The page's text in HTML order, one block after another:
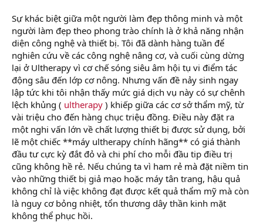
Sự khác biệt giữa một người làm đẹp thông minh và một
người làm đẹp theo phong trào chính là ở khả năng nhận
diện công nghệ và thiết bị. Tôi đã dành hàng tuần để
nghiên cứu về các công nghệ nâng cơ, và cuối cùng dừng
lại ở Ultherapy vì cơ chế sóng siêu âm hội tụ vi điểm tác
động sâu đến lớp cơ nông. Nhưng vấn đề nảy sinh ngay
lập tức khi tôi nhận thấy mức giá dịch vụ này có sự chênh
lệch khủng ( ultherapy ) khiếp giữa các cơ sở thẩm mỹ, từ
vài triệu cho đến hàng chục triệu đồng. Điều này đặt ra
một nghi vấn lớn về chất lượng thiết bị được sử dụng, bởi
lẽ một chiếc **máy ultherapy chính hãng** có giá thành
đầu tư cực kỳ đắt đỏ và chi phí cho mỗi đầu tip điều trị
cũng không hề rẻ. Nếu chúng ta vì ham rẻ mà đặt niềm tin
vào những thiết bị giả mạo hoặc máy tân trang, hậu quả
không chỉ là việc không đạt được kết quả thẩm mỹ mà còn
là nguy cơ bỏng nhiệt, tổn thương dây thần kinh mặt
không thể phục hồi.